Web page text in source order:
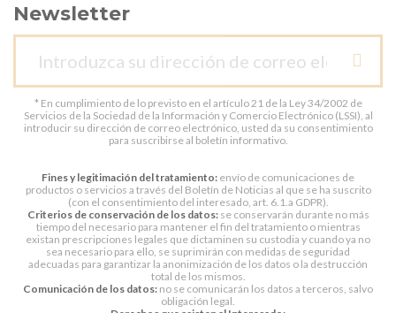
Newsletter
* En cumplimiento de lo previsto en el artículo 21 de la Ley 34/2002 de
Servicios de la Sociedad de la Información y Comercio Electrónico (LSSI), al
introducir su dirección de correo electrónico, usted da su consentimiento
para suscribirse al boletín informativo.
Fines y legitimación del tratamiento: envío de comunicaciones de
productos o servicios a través del Boletín de Noticias al que se ha suscrito
(con el consentimiento del interesado, art. 6.1.a GDPR).
Criterios de conservación de los datos:se conservarán durante no más
tiempo del necesario para mantener el fin del tratamiento o mientras
existan prescripciones legales que dictaminen su custodia y cuando ya no
sea necesario para ello, se suprimirán con medidas de seguridad
adecuadas para garantizar la anonimización de los datos o la destrucción
total de los mismos.
Comunicación de los datos: no se comunicarán los datos a terceros, salvo
obligación legal.